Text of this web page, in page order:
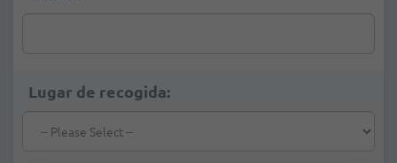
Lugar de recogida: